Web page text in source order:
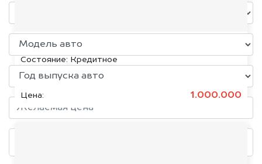
KIA K5, 2020
Состояние: Кредитное
Цена: 1.000.000